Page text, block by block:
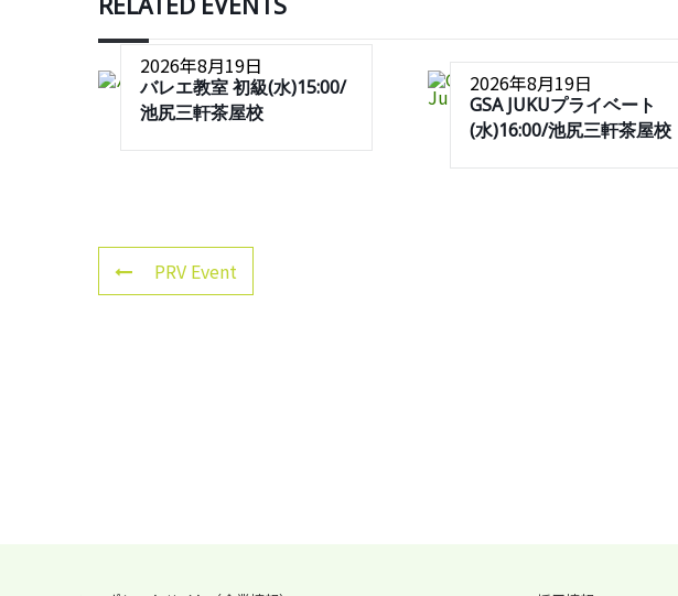
2026年8月19日
バレエ教室 初級(水)15:00/
池尻三軒茶屋校
2026年8月19日
GSA JUKUプライベート
(水)16:00/池尻三軒茶屋校
PRV Event